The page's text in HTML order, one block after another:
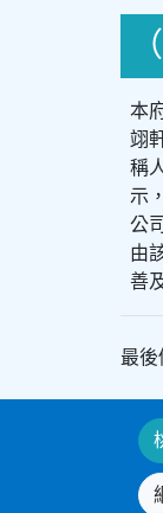
本
翊
稱
示
公
由
善
最後